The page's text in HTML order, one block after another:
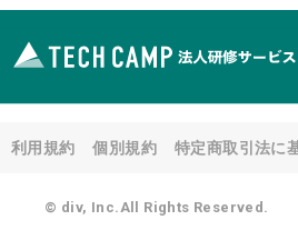
【お問合せ
株式会社
〒107-0052
メールアド
ご本人様が
利用規約 個別規約 特定商取引法に
© div, Inc.All Rights Reserved.